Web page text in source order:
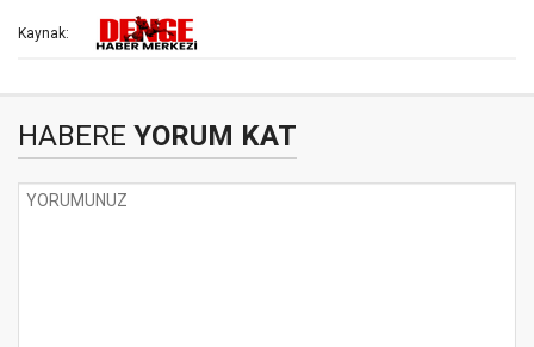
Kaynak:
HABERE YORUM KAT